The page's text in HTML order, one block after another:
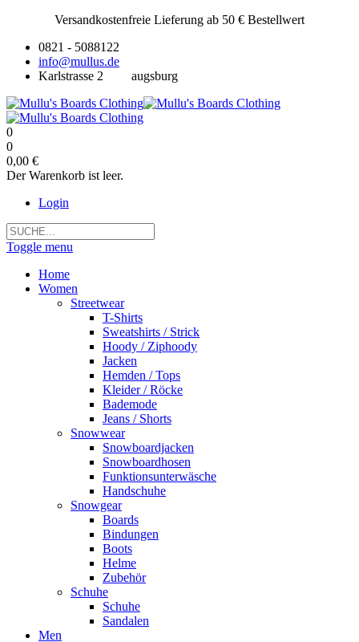
Versandkostenfreie Lieferung ab 50 € Bestellwert
0821 - 5088122
info@mullus.de
Karlstrasse 2
augsburg
0
0
0,00 €
Der Warenkorb ist leer.
Login
Toggle menu
Home
Women
Streetwear
T-Shirts
Sweatshirts / Strick
Hoody / Ziphoody
Jacken
Hemden / Tops
Kleider / Röcke
Bademode
Jeans / Shorts
Snowwear
Snowboardjacken
Snowboardhosen
Funktionsunterwäsche
Handschuhe
Snowgear
Boards
Bindungen
Boots
Helme
Zubehör
Schuhe
Schuhe
Sandalen
Men